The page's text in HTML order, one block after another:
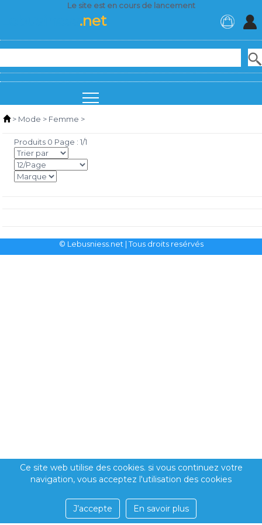
Le site est en cours de lancement
.net
> Mode > Femme >
Produits 0 Page : 1/1
Ce site web utilise des cookies. si vous continuez votre
navigation, vous acceptez l'utilisation des cookies
J’accepte En savoir plus
© Lebusniess.net | Tous droits resérvés